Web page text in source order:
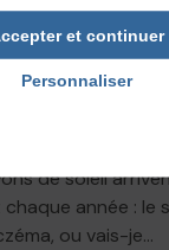
CONSEILS
de soleil
année : le
ou vais-je...
et continuer
Personnaliser